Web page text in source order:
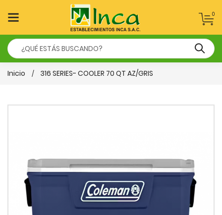
0
Inicio 316 SERIES- COOLER 70 QT AZ/GRIS